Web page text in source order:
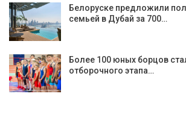
Белоруске предложили
семьей в Дубай за 700…
Более 100 юных борцов
отборочного этапа…